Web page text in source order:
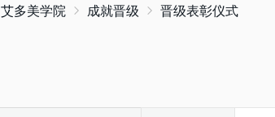
艾多美学院 成就晋级 晋级表彰仪式